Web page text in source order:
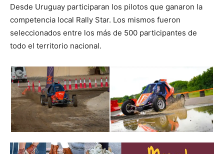
Desde Uruguay participaran los pilotos que ganaron la
competencia local Rally Star. Los mismos fueron
seleccionados entre los más de 500 participantes de
todo el territorio nacional.